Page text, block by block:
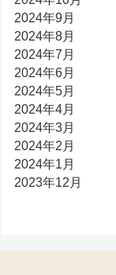
2024年9月
2024年8月
2024年7月
2024年6月
2024年5月
2024年4月
2024年3月
2024年2月
2024年1月
2023年12月